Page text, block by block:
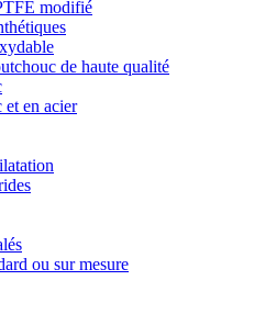
modifié
de haute qualité
et en acier
ou sur mesure